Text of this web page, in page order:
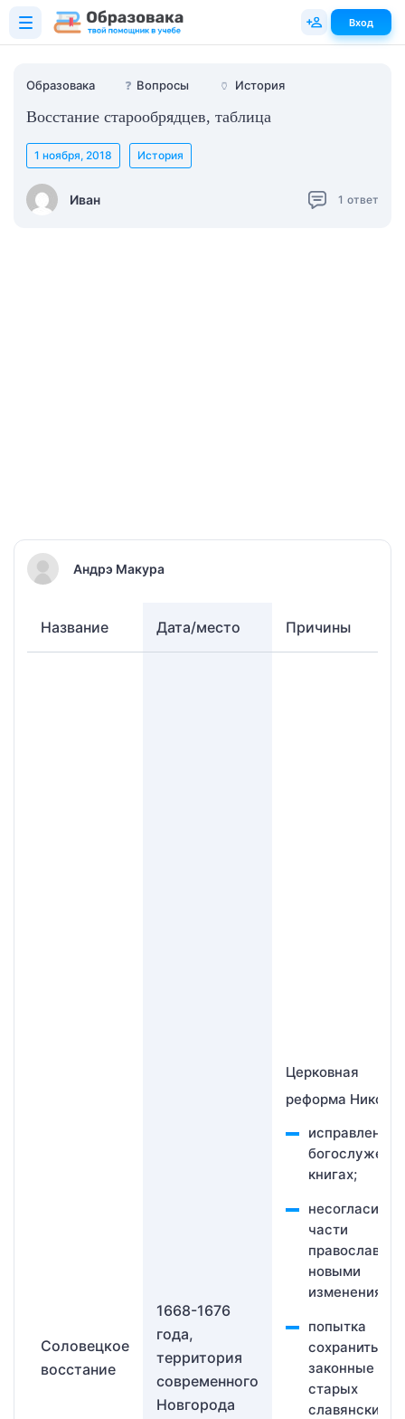
Образовака ❓ Вопросы 🏺 История
Восстание старообрядцев, таблица
Иван
1 ноября, 2018 История
1 ответ
Андрэ Макура
Название Дата/место Причины
Соловецкое
восстание
1668-1676
года,
территория
современного
Новгорода
Церковная
реформа Никона:
исправления
книгах;
несогласие
части
новыми
изменениями;
попытка
сохранить
законные
старых
славянских
Вход